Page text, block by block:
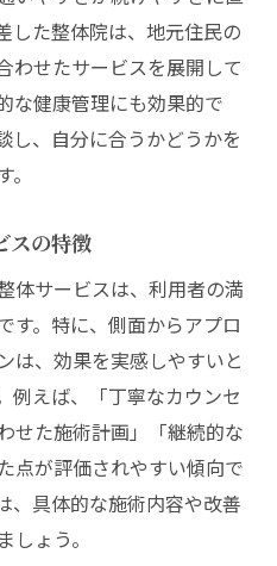
した整体院は、地元住民の
わせたサービスを展開して
な健康管理にも効果的で
し、自分に合うかどうかを
スの特徴
体サービスは、利用者の満
す。特に、側面からアプロ
は、効果を実感しやすいと
例えば、「丁寧なカウンセ
せた施術計画」「継続的な
点が評価されやすい傾向で
、具体的な施術内容や改善
ょう。